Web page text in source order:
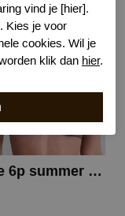
Aubade 6p summer stars bikinitop
vind je [hier].
Kies je voor
cookies. Wil je
klik dan hier.